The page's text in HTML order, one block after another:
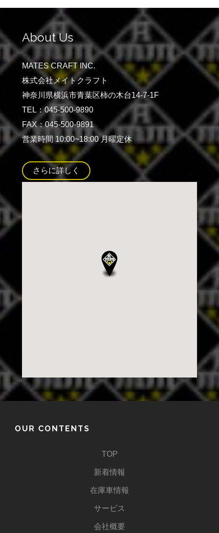
About Us
MATES CRAFT INC.
株式会社メイトクラフト
神奈川県横浜市青葉区柿の木台14-7-1F
TEL：045-500-9890
FAX：045-500-9891
営業時間 10:00~18:00 月曜定休
さらに詳しく
OUR CONTENTS
TOP
新着情報
在庫車情報
サービス
会社概要